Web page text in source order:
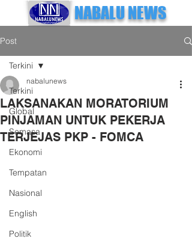
NABALU NEWS
Post
Terkini
Global
Semasa
Ekonomi
Tempatan
Nasional
English
Politik
Terkini
LAKSANAKAN MORATORIUM
PINJAMAN UNTUK PEKERJA
TERJEJAS PKP - FOMCA
nabalunews